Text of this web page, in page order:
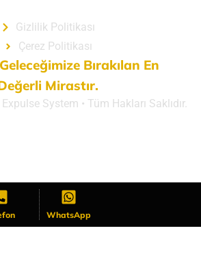
Gizlilik Politikası
Çerez Politikası
Bırakılan En
Mirastır.
System • Tüm Hakları Saklıdır.
WhatsApp